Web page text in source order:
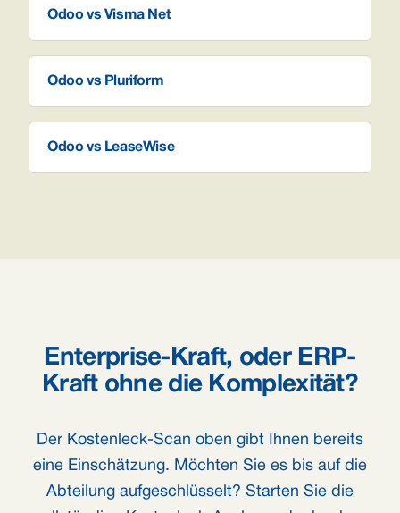
Odoo vs Visma Net
Odoo vs Pluriform
Odoo vs LeaseWise
Enterprise-Kraft, oder ERP-
Kraft ohne die Komplexität?
Der Kostenleck-Scan oben gibt Ihnen bereits
eine Einschätzung. Möchten Sie es bis auf die
Abteilung aufgeschlüsselt? Starten Sie die